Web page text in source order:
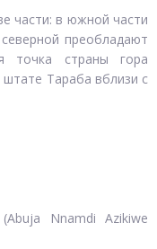
части: в южной части
преобладают
точка страны гора
Тараба вблизи с
Nnamdi Azikiwe